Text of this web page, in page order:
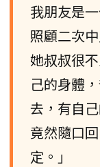
我朋友是
照顧二次
她叔叔很
己的身體
去，有自
竟然隨口
定。」